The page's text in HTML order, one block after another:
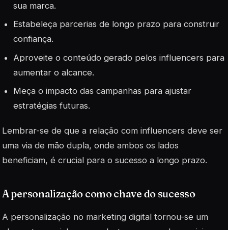
sua marca.
Estabeleça parcerias de longo prazo para construir
confiança.
Aproveite o conteúdo gerado pelos influencers para
aumentar o alcance.
Meça o impacto das campanhas para ajustar
estratégias futuras.
Lembrar-se de que a relação com influencers deve ser
uma via de mão dupla, onde ambos os lados
beneficiam, é crucial para o sucesso a longo prazo.
A personalização como chave do sucesso
A personalização no marketing digital tornou-se um